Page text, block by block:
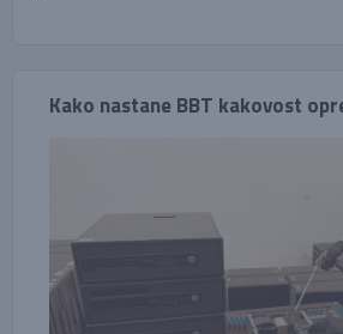
Kako nastane BBT kakovost